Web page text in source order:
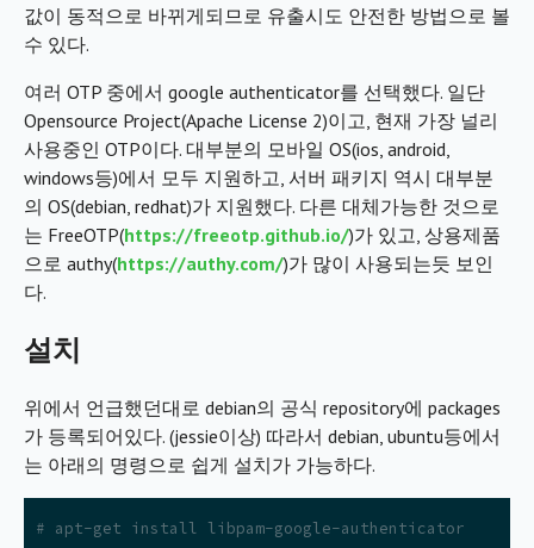
값이 동적으로 바뀌게되므로 유출시도 안전한 방법으로 볼
수 있다.
여러 OTP 중에서 google authenticator를 선택했다. 일단
Opensource Project(Apache License 2)이고, 현재 가장 널리
사용중인 OTP이다. 대부분의 모바일 OS(ios, android,
windows등)에서 모두 지원하고, 서버 패키지 역시 대부분
의 OS(debian, redhat)가 지원했다. 다른 대체가능한 것으로
는 FreeOTP(https://freeotp.github.io/)가 있고, 상용제품
으로 authy(https://authy.com/)가 많이 사용되는듯 보인
다.
설치
위에서 언급했던대로 debian의 공식 repository에 packages
가 등록되어있다. (jessie이상) 따라서 debian, ubuntu등에서
는 아래의 명령으로 쉽게 설치가 가능하다.
# apt-get install libpam-google-authenticator